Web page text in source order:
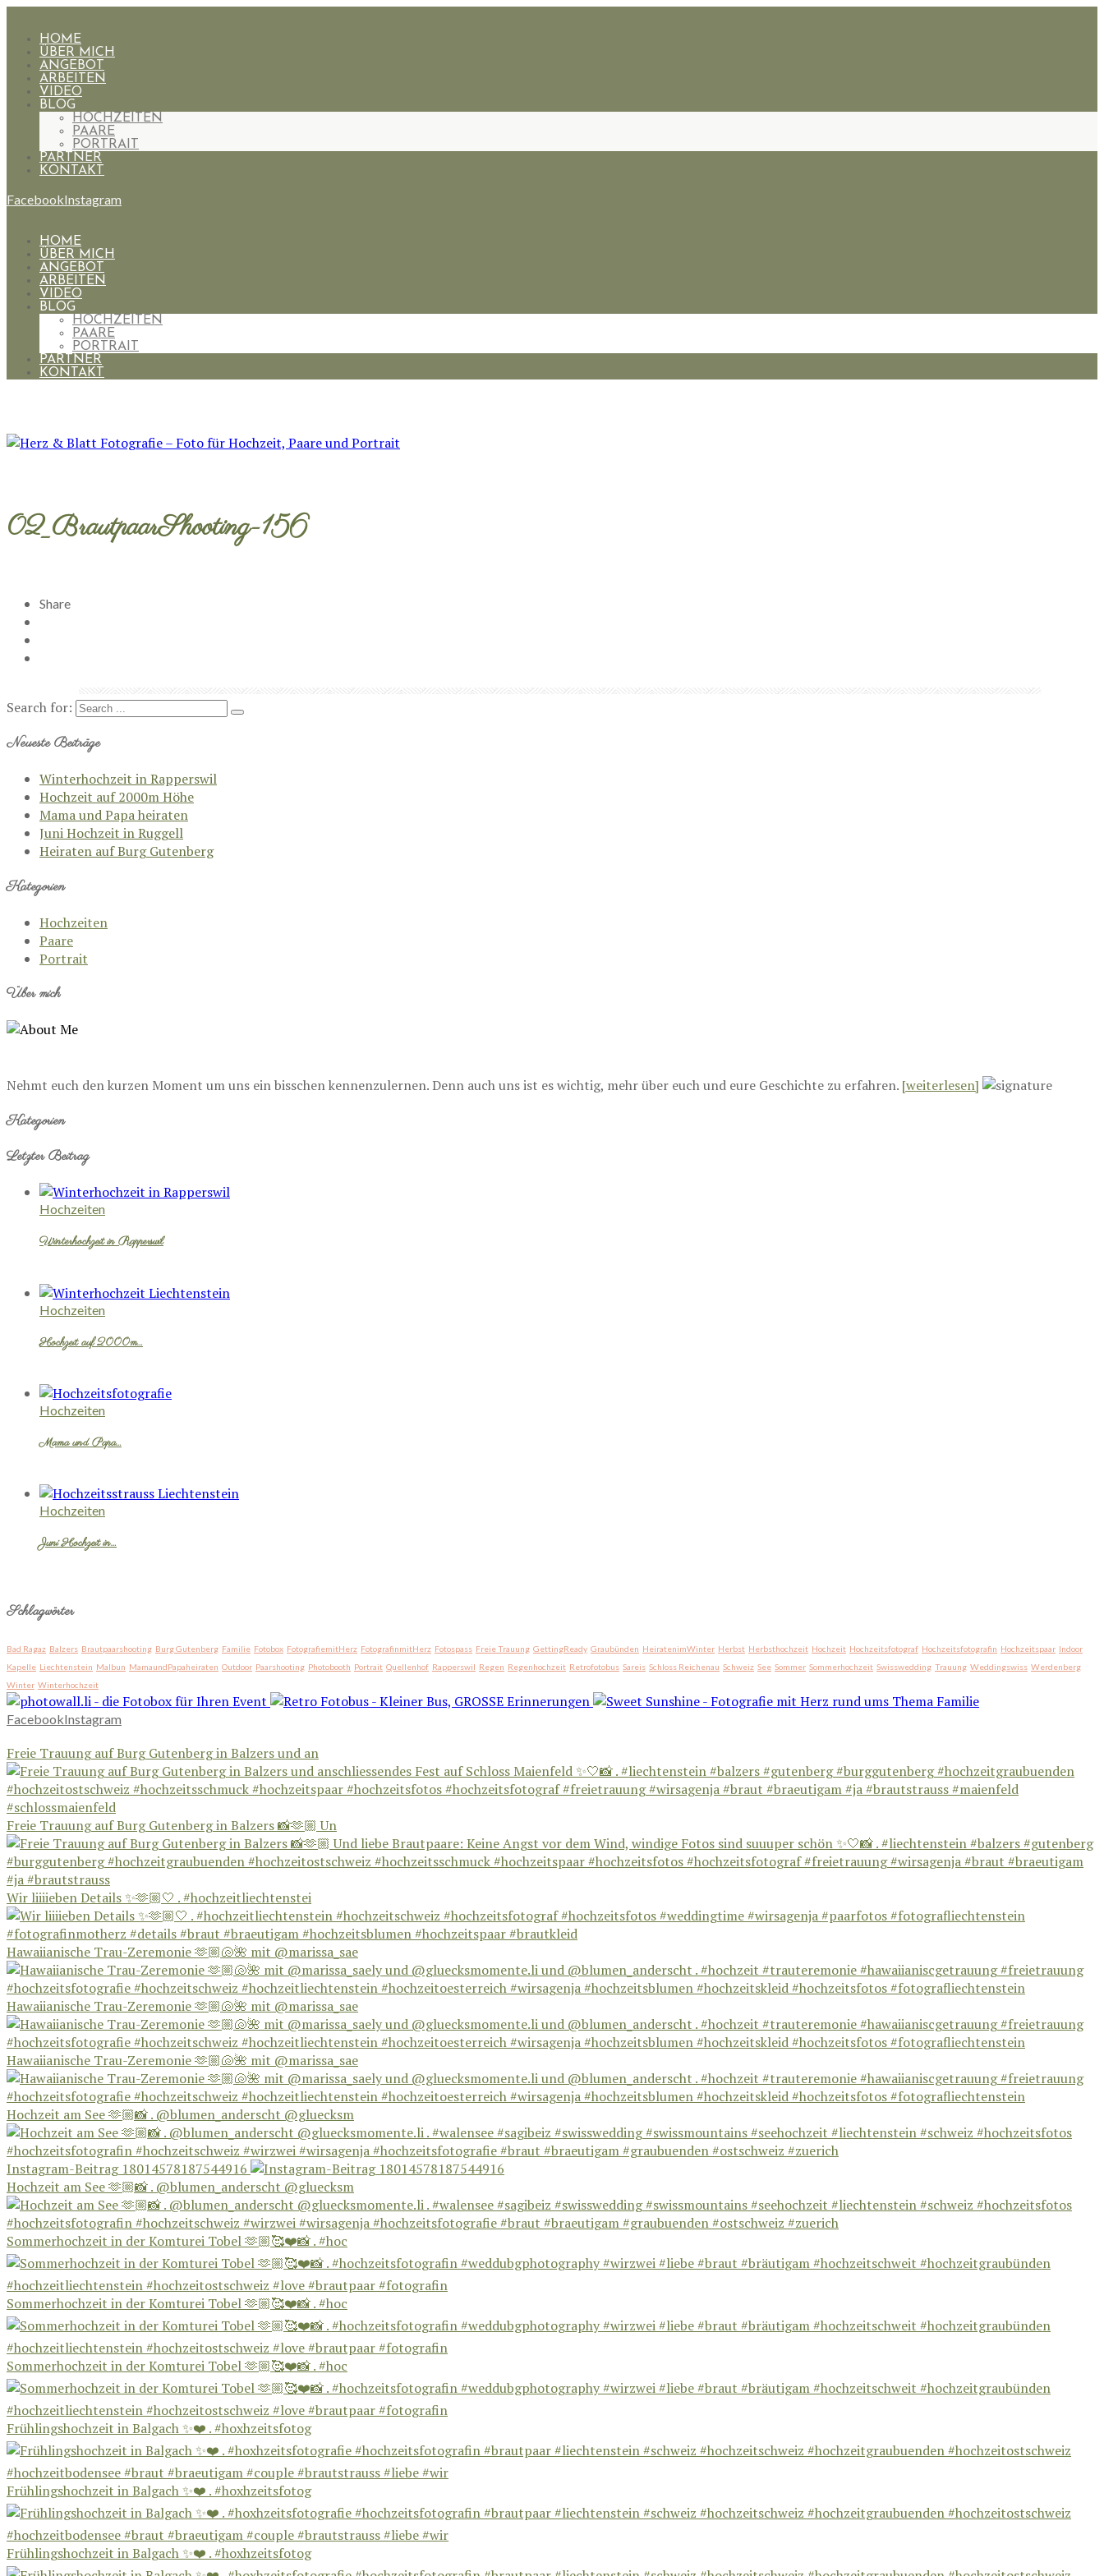
HOME
ÜBER MICH
ANGEBOT
ARBEITEN
VIDEO
BLOG
HOCHZEITEN
PAARE
PORTRAIT
PARTNER
KONTAKT
FacebookInstagram
HOME
ÜBER MICH
ANGEBOT
ARBEITEN
VIDEO
BLOG
HOCHZEITEN
PAARE
PORTRAIT
PARTNER
KONTAKT
02_BrautpaarShooting-156
Share
Search for:
Neueste Beiträge
Winterhochzeit in Rapperswil
Hochzeit auf 2000m Höhe
Mama und Papa heiraten
Juni Hochzeit in Ruggell
Heiraten auf Burg Gutenberg
Kategorien
Hochzeiten
Paare
Portrait
Über mich
Nehmt euch den kurzen Moment um uns ein bisschen kennenzulernen. Denn auch uns ist es wichtig, mehr über euch und eure Geschichte zu erfahren. [weiterlesen]
Kategorien
Letzter Beitrag
Hochzeiten
Winterhochzeit in Rapperswil
Hochzeiten
Hochzeit auf 2000m…
Hochzeiten
Mama und Papa…
Hochzeiten
Juni Hochzeit in…
Schlagwörter
Bad Ragaz Balzers Brautpaarshooting Burg Gutenberg Familie Fotobox FotografiemitHerz FotografinmitHerz Fotospass Freie Trauung GettingReady Graubünden HeiratenimWinter Herbst Herbsthochzeit Hochzeit Hochzeitsfotograf Hochzeitsfotografin Hochzeitspaar Indoor
Kapelle Liechtenstein Malbun MamaundPapaheiraten Outdoor Paarshooting Photobooth Portrait Quellenhof Rapperswil Regen Regenhochzeit Retrofotobus Sareis Schloss Reichenau Schweiz See Sommer Sommerhochzeit Swisswedding Trauung Weddingswiss Werdenberg
Winter Winterhochzeit
FacebookInstagram
Freie Trauung auf Burg Gutenberg in Balzers und an
Freie Trauung auf Burg Gutenberg in Balzers 📸🫶🏼 Un
Wir liiiieben Details ✨🫶🏼🤍 . #hochzeitliechtenstei
Hawaiianische Trau-Zeremonie 🫶🏼🐚🌺 mit @marissa_sae
Hawaiianische Trau-Zeremonie 🫶🏼🐚🌺 mit @marissa_sae
Hawaiianische Trau-Zeremonie 🫶🏼🐚🌺 mit @marissa_sae
Hochzeit am See 🫶🏼📸 . @blumen_anderscht @gluecksm
Instagram-Beitrag 18014578187544916
Hochzeit am See 🫶🏼📸 . @blumen_anderscht @gluecksm
Sommerhochzeit in der Komturei Tobel 🫶🏼🥰❤️📸 . #hoc
Sommerhochzeit in der Komturei Tobel 🫶🏼🥰❤️📸 . #hoc
Sommerhochzeit in der Komturei Tobel 🫶🏼🥰❤️📸 . #hoc
Frühlingshochzeit in Balgach ✨❤️ . #hoxhzeitsfotog
Frühlingshochzeit in Balgach ✨❤️ . #hoxhzeitsfotog
Frühlingshochzeit in Balgach ✨❤️ . #hoxhzeitsfotog